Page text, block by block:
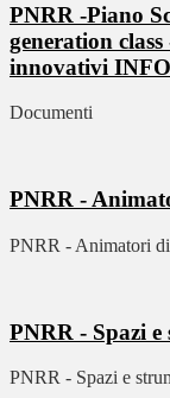
PNRR -Piano
generation
innovativi INFO
Documenti
PNRR -
PNRR - Animatori
PNRR - Spazi
PNRR - Spazi e